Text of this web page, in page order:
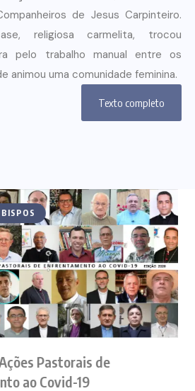
de Jesus Carpinteiro.
religiosa carmelita, trocou
pelo trabalho manual entre os
animou uma comunidade feminina.
Texto completo
Pastorais de
ao Covid-19